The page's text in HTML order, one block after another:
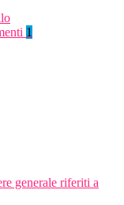
1
generale riferiti a